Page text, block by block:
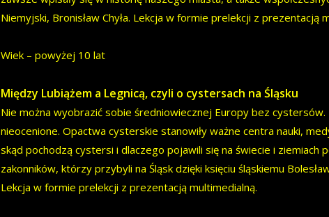
Niemyjski, Bronisław Chyła. Lekcja w formie prelekcji z prezentacją
Wiek – powyżej 10 lat
Między Lubiążem a Legnicą, czyli o cystersach na Śląsku
Nie można wyobrazić sobie średniowiecznej Europy bez
nieocenione. Opactwa cysterskie stanowiły ważne centra nauki,
skąd pochodzą cystersi i dlaczego pojawili się na świecie i ziemiach
zakonników, którzy przybyli na Śląsk dzięki księciu śląskiemu
Lekcja w formie prelekcji z prezentacją multimedialną.